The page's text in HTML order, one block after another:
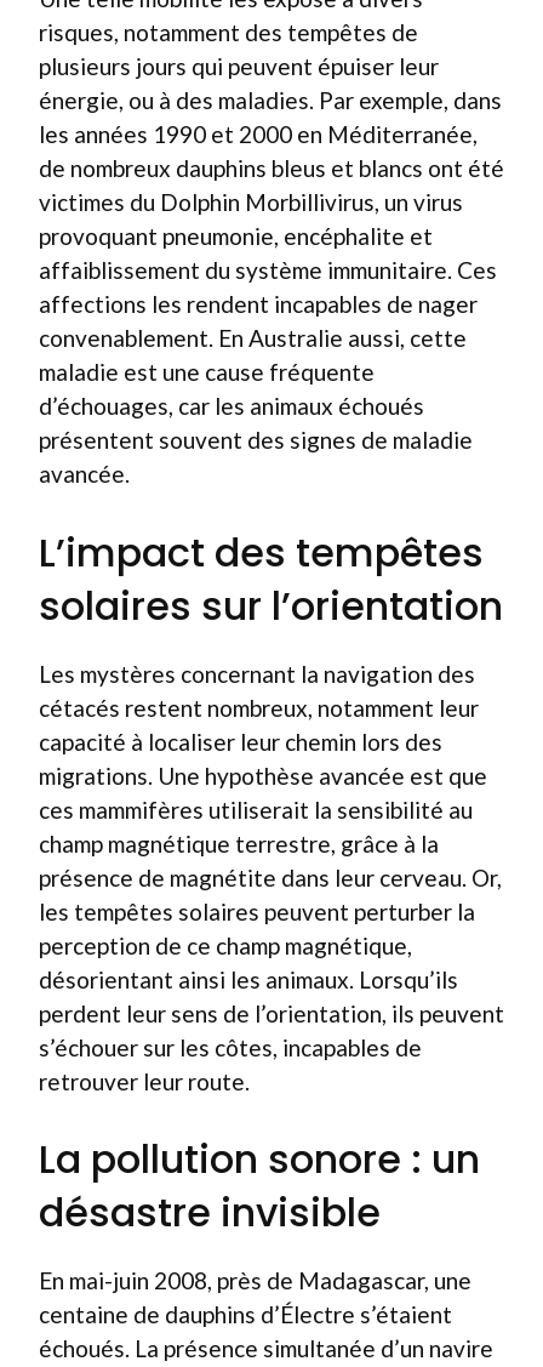
risques, notamment des tempêtes de
plusieurs jours qui peuvent épuiser leur
énergie, ou à des maladies. Par exemple, dans
les années 1990 et 2000 en Méditerranée,
de nombreux dauphins bleus et blancs ont été
victimes du Dolphin Morbillivirus, un virus
provoquant pneumonie, encéphalite et
affaiblissement du système immunitaire. Ces
affections les rendent incapables de nager
convenablement. En Australie aussi, cette
maladie est une cause fréquente
d’échouages, car les animaux échoués
présentent souvent des signes de maladie
avancée.
L’impact des tempêtes
solaires sur l’orientation
Les mystères concernant la navigation des
cétacés restent nombreux, notamment leur
capacité à localiser leur chemin lors des
migrations. Une hypothèse avancée est que
ces mammifères utiliserait la sensibilité au
champ magnétique terrestre, grâce à la
présence de magnétite dans leur cerveau. Or,
les tempêtes solaires peuvent perturber la
perception de ce champ magnétique,
désorientant ainsi les animaux. Lorsqu’ils
perdent leur sens de l’orientation, ils peuvent
s’échouer sur les côtes, incapables de
retrouver leur route.
La pollution sonore : un
désastre invisible
En mai-juin 2008, près de Madagascar, une
centaine de dauphins d’Électre s’étaient
échoués. La présence simultanée d’un navire